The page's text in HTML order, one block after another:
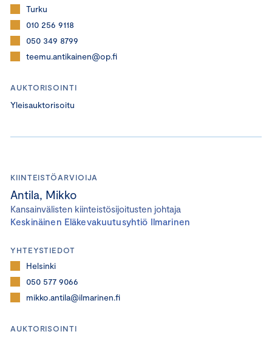
Turku
010 256 9118
050 349 8799
teemu.antikainen@op.fi
AUKTORISOINTI
Yleisauktorisoitu
KIINTEISTÖARVIOIJA
Antila, Mikko
Kansainvälisten kiinteistösijoitusten johtaja
Keskinäinen Eläkevakuutusyhtiö Ilmarinen
YHTEYSTIEDOT
Helsinki
050 577 9066
mikko.antila@ilmarinen.fi
AUKTORISOINTI